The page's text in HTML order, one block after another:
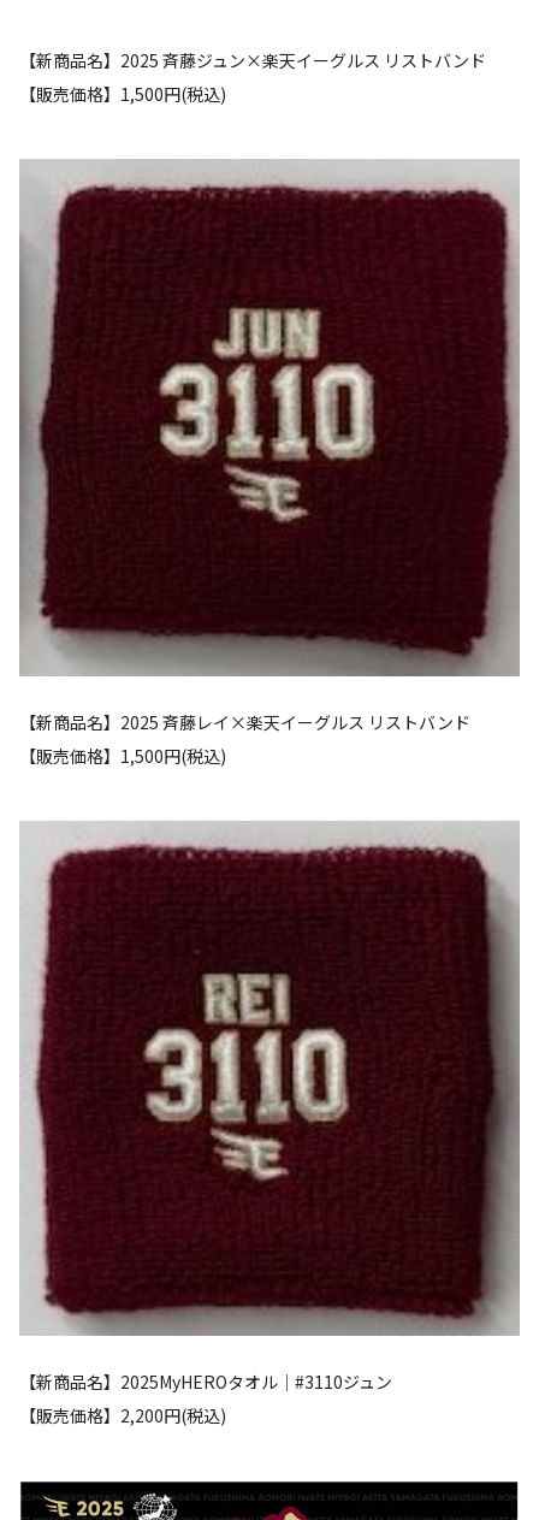
【新商品名】2025 斉藤ジュン×楽天イーグルス リストバンド
【販売価格】1,500円(税込)
【新商品名】2025 斉藤レイ×楽天イーグルス リストバンド
【販売価格】1,500円(税込)
【新商品名】2025MyHEROタオル│#3110ジュン
【販売価格】2,200円(税込)